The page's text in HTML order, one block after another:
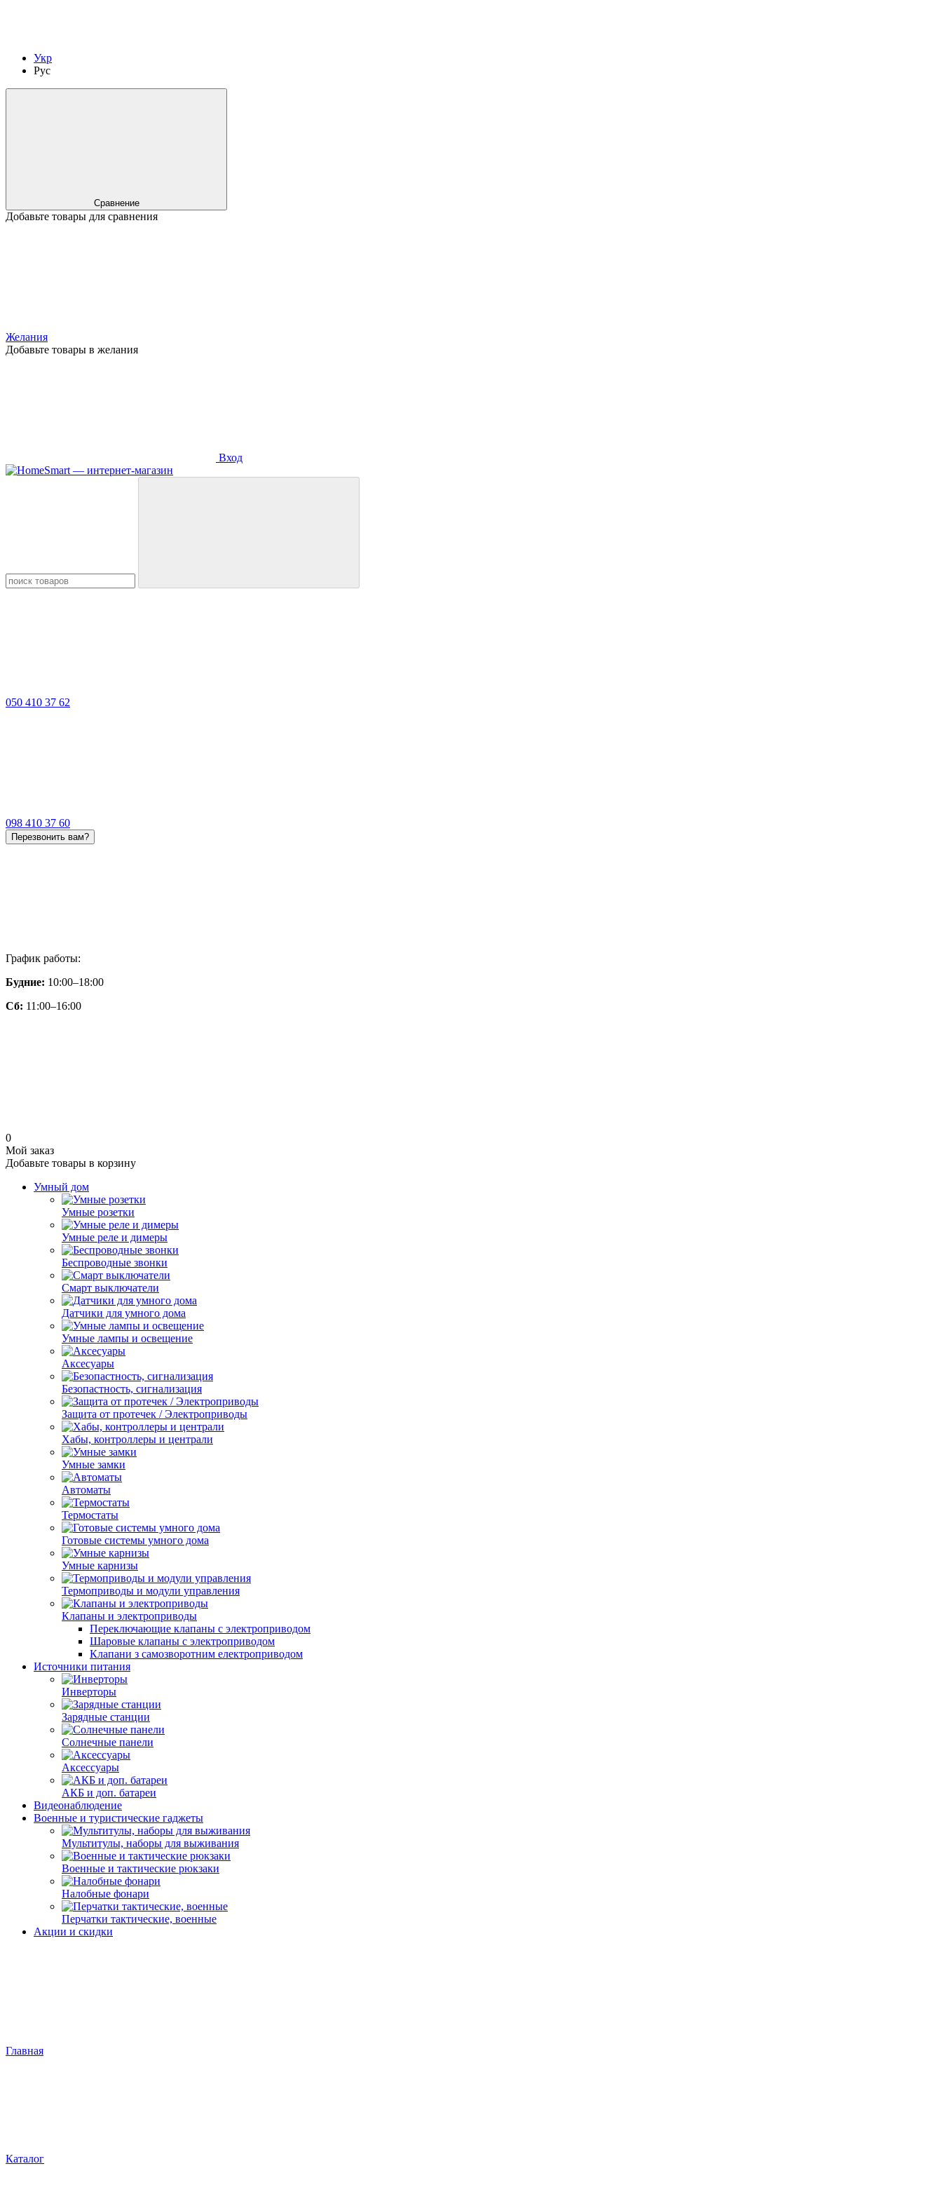
Укр
Рус
Сравнение
Добавьте товары для сравнения
Желания
Добавьте товары в желания
Вход
050 410 37 62
098 410 37 60
Перезвонить вам?
График работы:
Будние: 10:00–18:00
Сб: 11:00–16:00
0
Мой заказ
Добавьте товары в корзину
Умный дом
Умные розетки
Умные реле и димеры
Беспроводные звонки
Смарт выключатели
Датчики для умного дома
Умные лампы и освещение
Аксесуары
Безопастность, сигнализация
Защита от протечек / Электроприводы
Хабы, контроллеры и централи
Умные замки
Автоматы
Термостаты
Готовые системы умного дома
Умные карнизы
Термоприводы и модули управления
Клапаны и электроприводы
Переключающие клапаны с электроприводом
Шаровые клапаны с электроприводом
Клапани з самозворотним електроприводом
Источники питания
Инверторы
Зарядные станции
Солнечные панели
Аксессуары
АКБ и доп. батареи
Видеонаблюдение
Военные и туристические гаджеты
Мультитулы, наборы для выживания
Военные и тактические рюкзаки
Налобные фонари
Перчатки тактические, военные
Акции и скидки
Главная
Каталог